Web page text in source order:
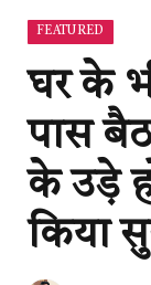
FEATURED
घर के
पास
के उड़े
किया